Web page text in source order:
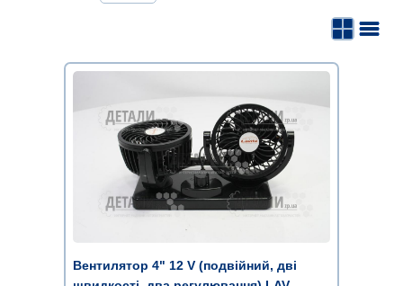
Вентилятор 4" 12 V (подвійний, дві